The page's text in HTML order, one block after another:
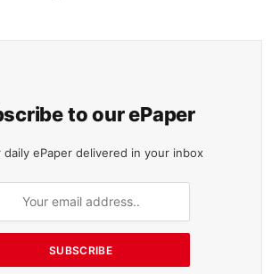
to our ePaper
daily ePaper delivered in your inbox
SUBSCRIBE